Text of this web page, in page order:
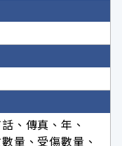
、傳真、年、
量、受傷數量、